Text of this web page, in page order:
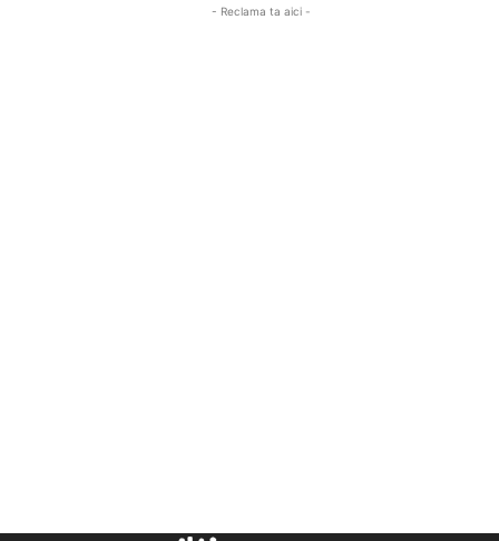
- Reclama ta aici -